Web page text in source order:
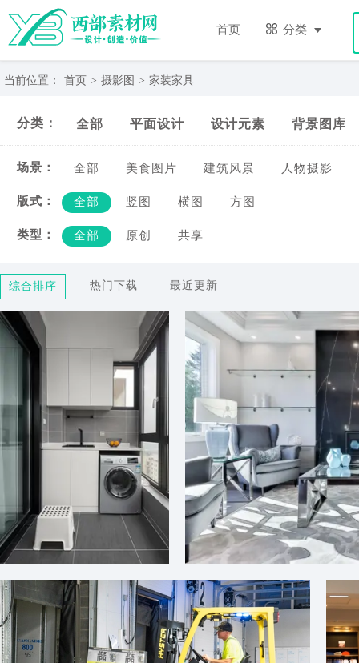
首页 分类
家
具-
西
网
当前位置： 首页 > 摄影图 > 家装家具
分类： 全部 平面设计 设计元素 背景图库
场景： 全部 美食图片 建筑风景 人物摄影
版式： 全部 竖图 横图 方图
类型： 全部 原创 共享
综合排序 热门下载 最近更新
阳台效果图简约风格